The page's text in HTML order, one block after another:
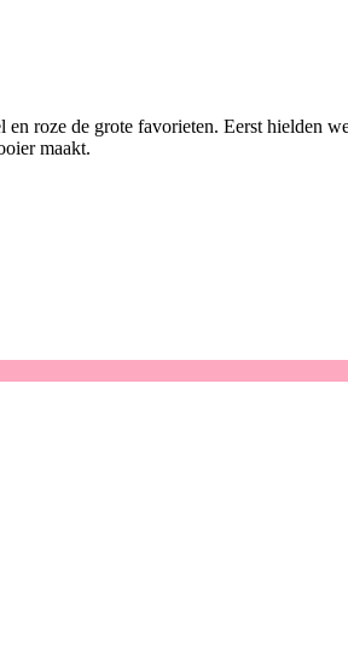
roze de grote favorieten. Eerst hielden
maakt.